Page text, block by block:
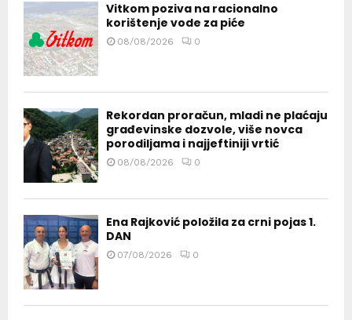
Vitkom poziva na racionalno
korištenje vode za piće
08/08/2026 0
Rekordan proračun, mladi ne plaćaju
građevinske dozvole, više novca
porodiljama i najjeftiniji vrtić
08/08/2026 0
Ena Rajković položila za crni pojas 1.
DAN
07/08/2026 0